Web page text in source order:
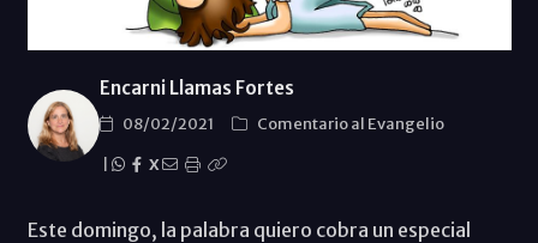
Encarni Llamas Fortes
08/02/2021
Comentario al Evangelio
X
Este domingo, la palabra quiero cobra un especial